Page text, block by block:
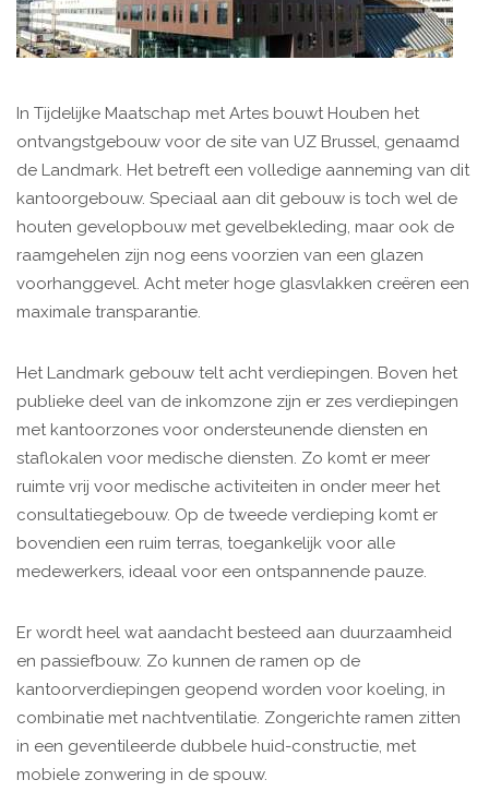
In Tijdelijke Maatschap met Artes bouwt Houben het
ontvangstgebouw voor de site van UZ Brussel, genaamd
de Landmark. Het betreft een volledige aanneming van dit
kantoorgebouw. Speciaal aan dit gebouw is toch wel de
houten gevelopbouw met gevelbekleding, maar ook de
raamgehelen zijn nog eens voorzien van een glazen
voorhanggevel. Acht meter hoge glasvlakken creëren een
maximale transparantie.
Het Landmark gebouw telt acht verdiepingen. Boven het
publieke deel van de inkomzone zijn er zes verdiepingen
met kantoorzones voor ondersteunende diensten en
staflokalen voor medische diensten. Zo komt er meer
ruimte vrij voor medische activiteiten in onder meer het
consultatiegebouw. Op de tweede verdieping komt er
bovendien een ruim terras, toegankelijk voor alle
medewerkers, ideaal voor een ontspannende pauze.
Er wordt heel wat aandacht besteed aan duurzaamheid
en passiefbouw. Zo kunnen de ramen op de
kantoorverdiepingen geopend worden voor koeling, in
combinatie met nachtventilatie. Zongerichte ramen zitten
in een geventileerde dubbele huid-constructie, met
mobiele zonwering in de spouw.